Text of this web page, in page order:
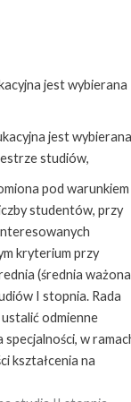
jest wybierana
jest wybierana
studiów,
pod warunkiem
studentów, przy
kryterium przy
(średnia
I stopnia. Rada
odmienne
w
kształcenia na